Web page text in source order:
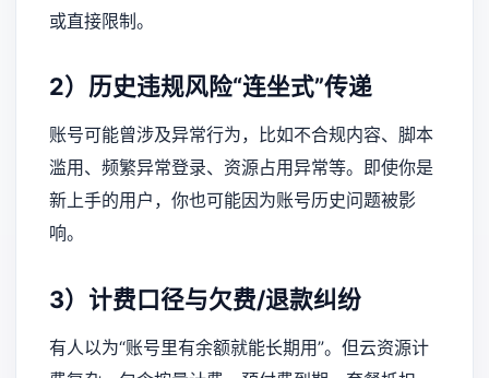
或直接限制。
2）历史违规风险“连坐式”传递
账号可能曾涉及异常行为，比如不合规内容、脚本
滥用、频繁异常登录、资源占用异常等。即使你是
新上手的用户，你也可能因为账号历史问题被影
响。
3）计费口径与欠费/退款纠纷
有人以为“账号里有余额就能长期用”。但云资源计